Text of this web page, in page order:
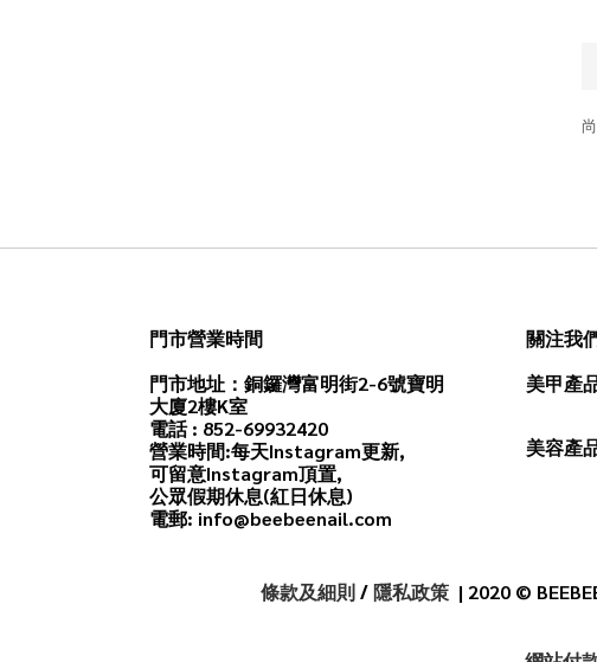
門市營業時間
門市地址：銅鑼灣富明街2-6號寶明
大廈2樓K室
電話 : 852-69932420
營業時間:每天Instagram更新,
可留意Instagram頂置,
公眾假期休息(紅日休息)
電郵: info@beebeenail.com
關注我
美甲產
美容產
條款及細則/隱私政策 | 2020 ©